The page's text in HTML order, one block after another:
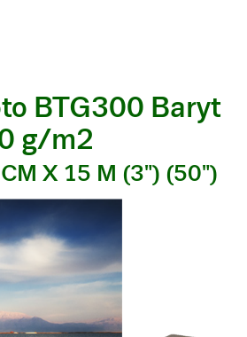
BTG300 Baryt
g/m2
X 15 M (3") (50")